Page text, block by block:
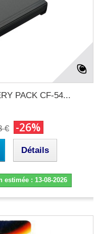
PACK CF-54...
€ -26%
Détails
: 13-08-2026